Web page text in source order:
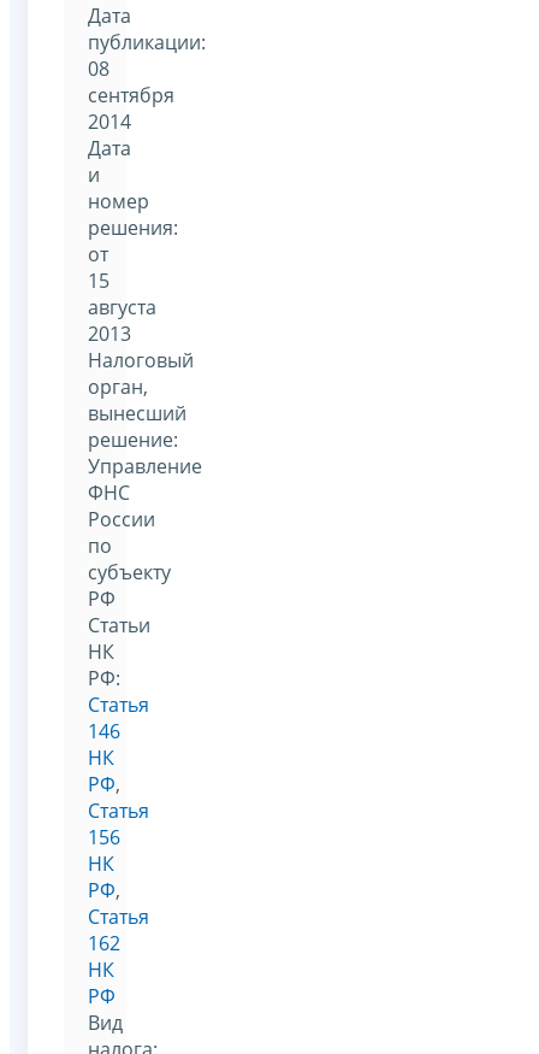
Дата
публикации:
08
сентября
2014
Дата
и
номер
решения:
от
15
августа
2013
Налоговый
орган,
вынесший
решение:
Управление
ФНС
России
по
субъекту
РФ
Статьи
НК
РФ:
Статья
146
НК
РФ,
Статья
156
НК
РФ,
Статья
162
НК
РФ
Вид
налога: